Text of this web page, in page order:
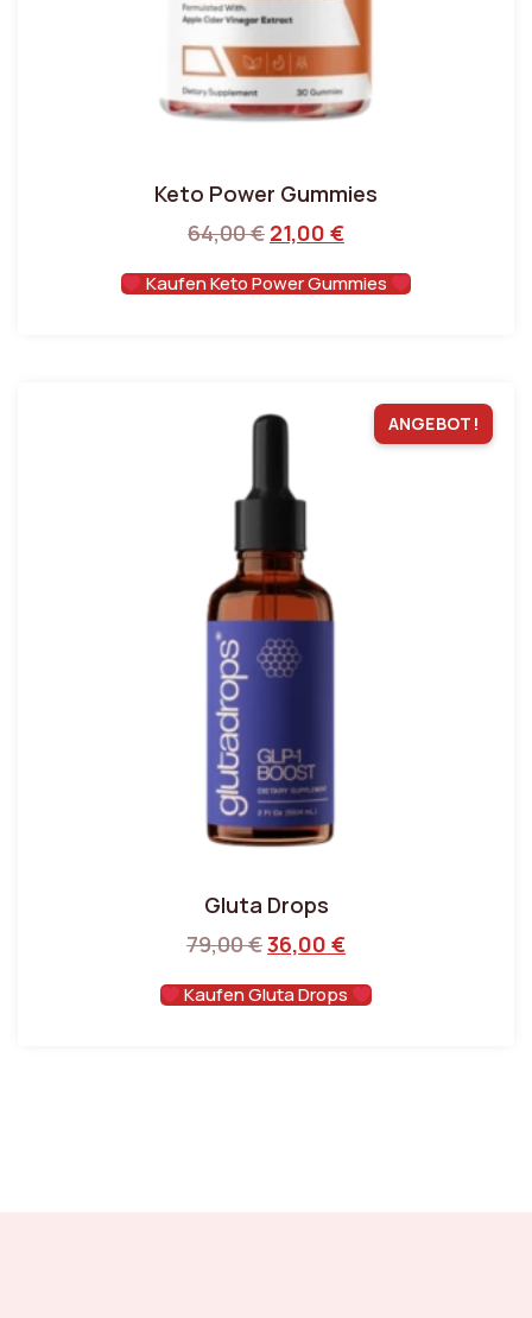
Keto Power Gummies
64,00€ 21,00 €
Kaufen Keto Power Gummies
ANGEBOT!
Gluta Drops
79,00€36,00 €
Kaufen Gluta Drops